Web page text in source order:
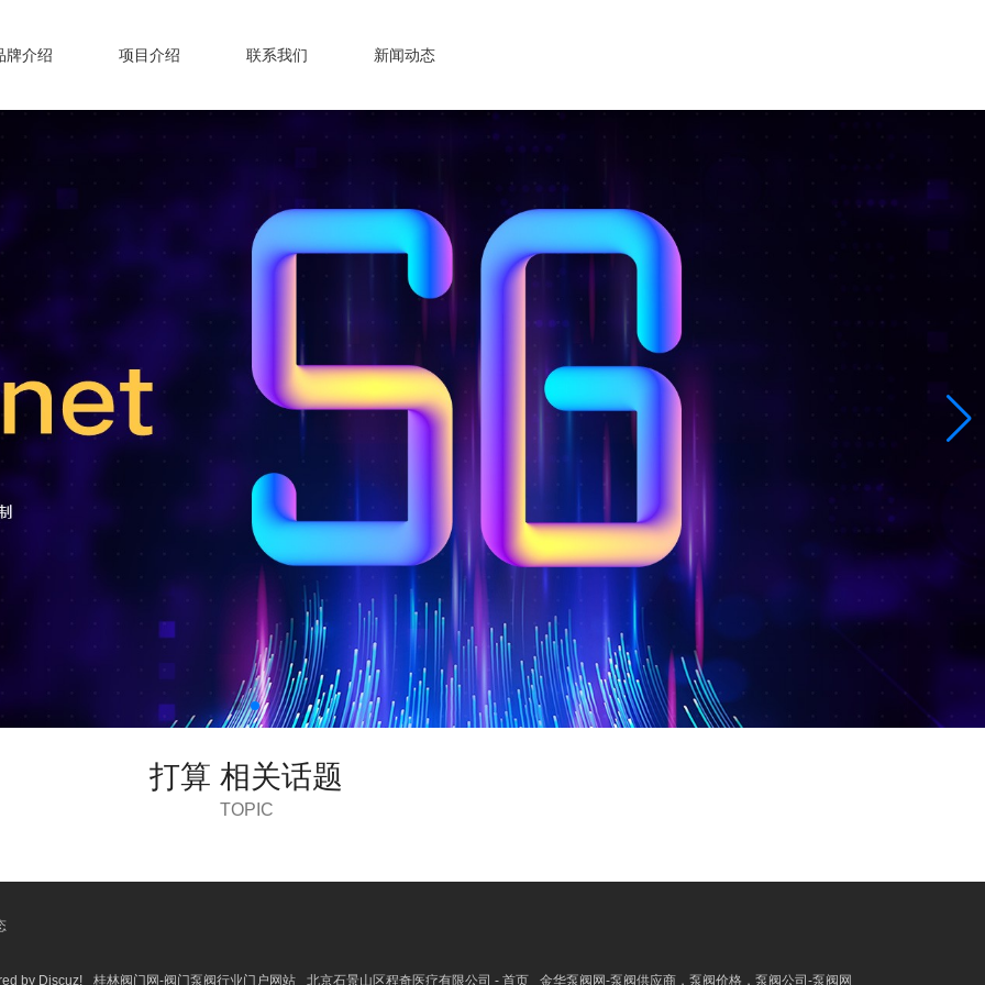
牌介绍 项目介绍 联系我们 新闻动态
打算 相关话题
TOPIC
by Discuz! 桂林阀门网-阀门泵阀行业门户网站 北京石景山区程奇医疗有限公司 - 首页 金华泵阀网-泵阀供应商，泵阀价格，泵阀公司-泵阀网